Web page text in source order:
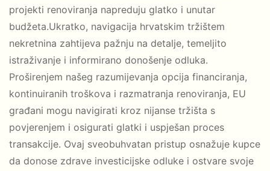
projekti renoviranja napreduju glatko i unutar
budžeta.Ukratko, navigacija hrvatskim tržištem
nekretnina zahtijeva pažnju na detalje, temeljito
istraživanje i informirano donošenje odluka.
Proširenjem našeg razumijevanja opcija financiranja,
kontinuiranih troškova i razmatranja renoviranja, EU
građani mogu navigirati kroz nijanse tržišta s
povjerenjem i osigurati glatki i uspješan proces
transakcije. Ovaj sveobuhvatan pristup osnažuje kupce
da donose zdrave investicijske odluke i ostvare svoje